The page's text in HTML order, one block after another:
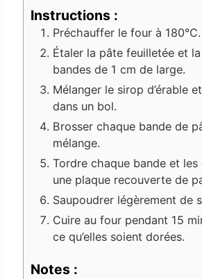
Instructions :
Préchauffer le four à 180°C.
Étaler la pâte feuilletée et
bandes de 1 cm de large.
Mélanger le sirop d’érable
dans un bol.
Brosser chaque bande de
mélange.
Tordre chaque bande et les
une plaque recouverte de
Saupoudrer légèrement de
Cuire au four pendant 15
ce qu’elles soient dorées.
Notes :